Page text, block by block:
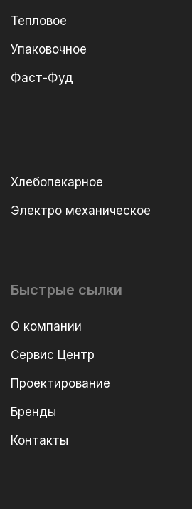
Тепловое
Упаковочное
Фаст-Фуд
Хлебопекарное
Электро механическое
Быстрые сылки
О компании
Сервис Центр
Проектирование
Бренды
Контакты